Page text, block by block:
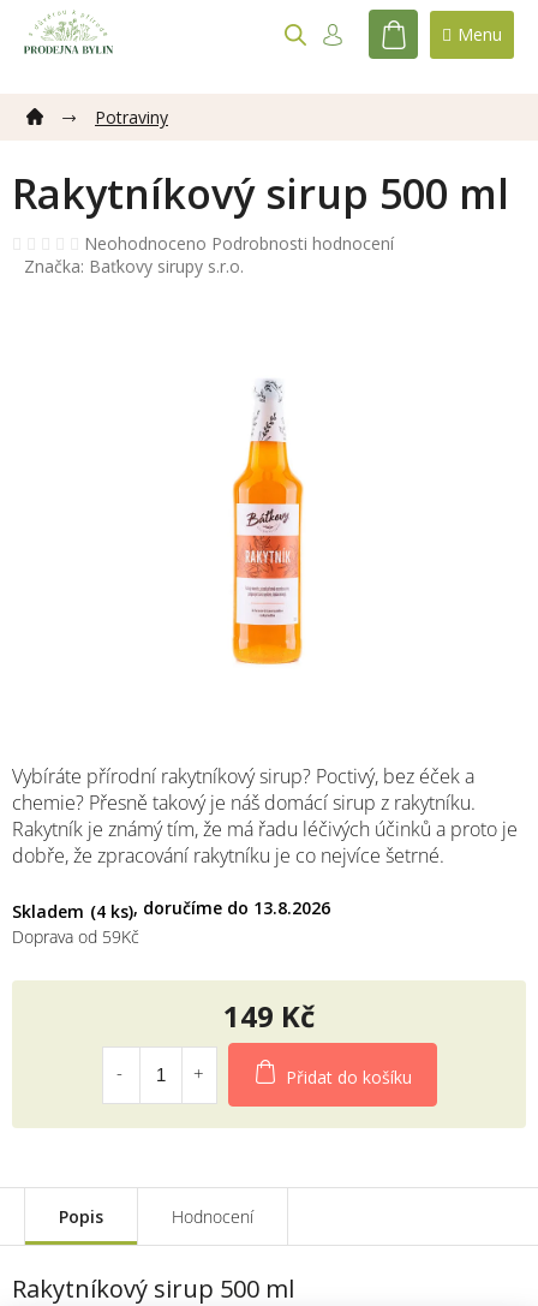
obsah
NÁKUPNÍ
Potraviny
Rakytníkový sirup 500 ml
Průměrné
hodnocení
Neohodnoceno Podrobnosti hodnocení
Značka: Baťkovy sirupy s.r.o.
Skladem (4 ks) 13.8.2026
Vybíráte přírodní rakytníkový sirup? Poctivý, bez éček a
chemie? Přesně takový je náš domácí sirup z rakytníku.
Rakytník je známý tím, že má řadu léčivých účinků a proto je
dobře, že zpracování rakytníku je co nejvíce šetrné.
Doprava od 59Kč
149 Kč
Měrná
cena:
Přidat do košíku
Popis Hodnocení
Rakytníkový sirup 500 ml